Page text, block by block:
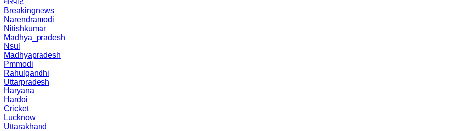
मारपीट
Breakingnews
Narendramodi
Nitishkumar
Madhya_pradesh
Nsui
Madhyapradesh
Pmmodi
Rahulgandhi
Uttarpradesh
Haryana
Hardoi
Cricket
Lucknow
Uttarakhand